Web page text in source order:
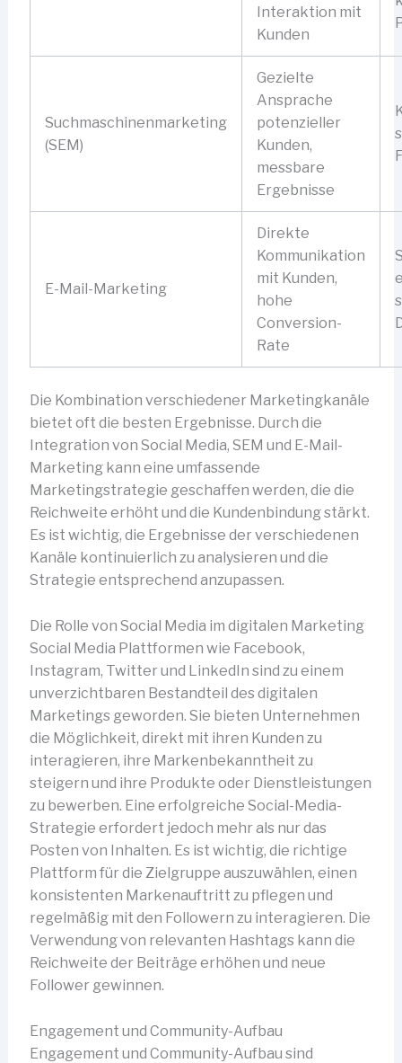
Interaktion mit
Kunden
Suchmaschinenmarketing
(SEM)
Gezielte
Ansprache
potenzieller
Kunden,
messbare
Ergebnisse
E-Mail-Marketing
Direkte
Kommunikation
mit Kunden,
hohe
Conversion-
Rate
Die Kombination verschiedener Marketingkanäle
bietet oft die besten Ergebnisse. Durch die
Integration von Social Media, SEM und E-Mail-
Marketing kann eine umfassende
Marketingstrategie geschaffen werden, die die
Reichweite erhöht und die Kundenbindung stärkt.
Es ist wichtig, die Ergebnisse der verschiedenen
Kanäle kontinuierlich zu analysieren und die
Strategie entsprechend anzupassen.
Die Rolle von Social Media im digitalen Marketing
Social Media Plattformen wie Facebook,
Instagram, Twitter und LinkedIn sind zu einem
unverzichtbaren Bestandteil des digitalen
Marketings geworden. Sie bieten Unternehmen
die Möglichkeit, direkt mit ihren Kunden zu
interagieren, ihre Markenbekanntheit zu
steigern und ihre Produkte oder Dienstleistungen
zu bewerben. Eine erfolgreiche Social-Media-
Strategie erfordert jedoch mehr als nur das
Posten von Inhalten. Es ist wichtig, die richtige
Plattform für die Zielgruppe auszuwählen, einen
konsistenten Markenauftritt zu pflegen und
regelmäßig mit den Followern zu interagieren. Die
Verwendung von relevanten Hashtags kann die
Reichweite der Beiträge erhöhen und neue
Follower gewinnen.
Engagement und Community-Aufbau
Engagement und Community-Aufbau sind